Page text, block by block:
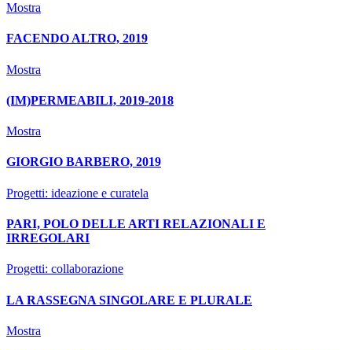
Mostra
FACENDO ALTRO, 2019
Mostra
(IM)PERMEABILI, 2019-2018
Mostra
GIORGIO BARBERO, 2019
Progetti: ideazione e curatela
PARI, POLO DELLE ARTI RELAZIONALI E
IRREGOLARI
Progetti: collaborazione
LA RASSEGNA SINGOLARE E PLURALE
Mostra